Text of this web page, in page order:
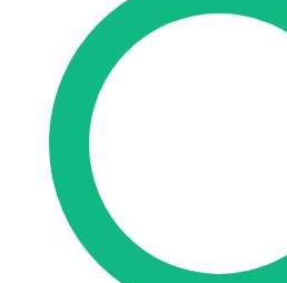
SEO-Beratung
Beratung
SEO-Mentoring
So funktioniert es
Sprache
🇪🇸 ES
🇬🇧 EN